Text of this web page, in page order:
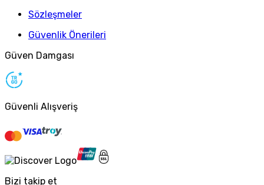
Sözleşmeler
Güvenlik Önerileri
Güven Damgası
Güvenli Alışveriş
Bizi takip et